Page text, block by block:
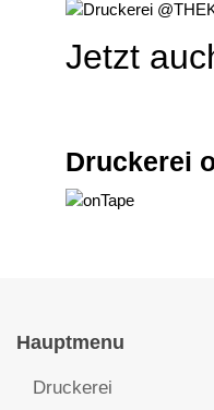
Jetzt
Druckerei
Hauptmenu
Druckerei